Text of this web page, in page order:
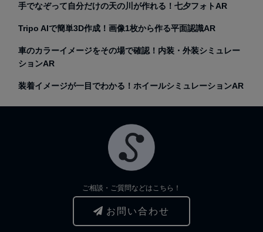
手でなぞって自分だけの天の川が作れる！七夕フォトAR
Tripo AIで簡単3D作成！画像1枚から作る平面認識AR
車のカラーイメージをその場で確認！内装・外装シミュレー
ションAR
装着イメージが一目でわかる！ホイールシミュレーションAR
ご相談・ご質問などはこちら！
お問い合わせ